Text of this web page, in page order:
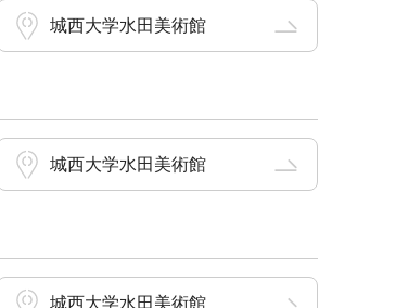
城西大学水田美術館
城西大学水田美術館
城西大学水田美術館